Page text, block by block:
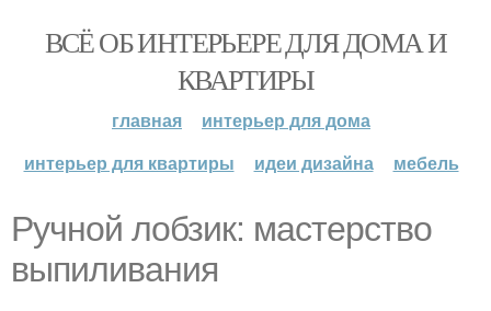
ВСЁ ОБ ИНТЕРЬЕРЕ ДЛЯ ДОМА И
КВАРТИРЫ
главная
интерьер для дома
интерьер для квартиры
идеи дизайна мебель
Ручной лобзик: мастерство
выпиливания